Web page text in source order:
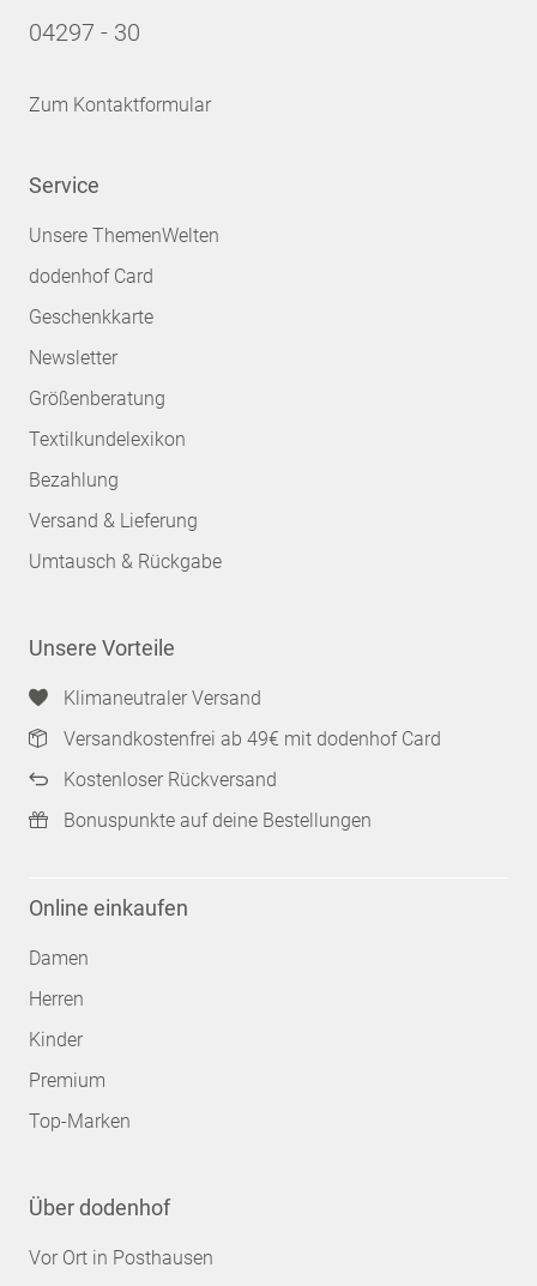
04297 - 30
Zum Kontaktformular
Service
Unsere ThemenWelten
dodenhof Card
Geschenkkarte
Newsletter
Größenberatung
Textilkundelexikon
Bezahlung
Versand & Lieferung
Umtausch & Rückgabe
Unsere Vorteile
Klimaneutraler Versand
Versandkostenfrei ab 49€ mit dodenhof Card
Kostenloser Rückversand
Bonuspunkte auf deine Bestellungen
Online einkaufen
Damen
Herren
Kinder
Premium
Top-Marken
Über dodenhof
Vor Ort in Posthausen